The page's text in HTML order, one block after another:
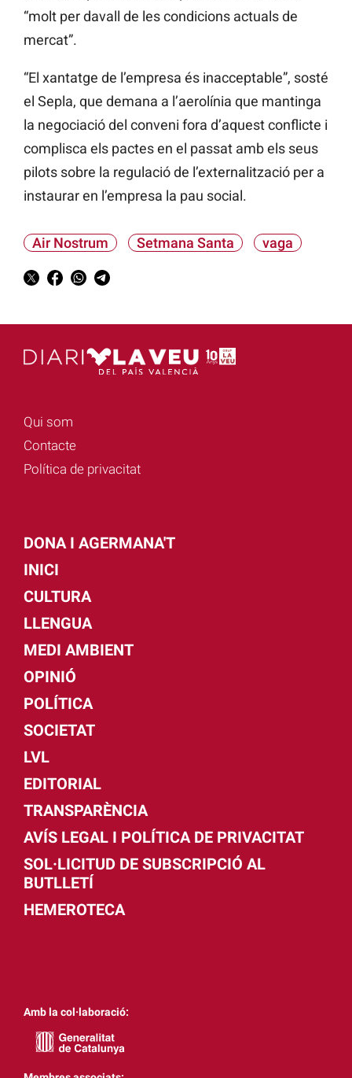
“molt per davall de les condicions actuals de
mercat”.
“El xantatge de l’empresa és inacceptable”, sosté
el Sepla, que demana a l’aerolínia que mantinga
la negociació del conveni fora d’aquest conflicte i
complisca els pactes en el passat amb els seus
pilots sobre la regulació de l’externalització per a
instaurar en l’empresa la pau social.
Air Nostrum Setmana Santa vaga
Qui som
Contacte
Política de privacitat
DONA I AGERMANA'T
INICI
CULTURA
LLENGUA
MEDI AMBIENT
OPINIÓ
POLÍTICA
SOCIETAT
LVL
EDITORIAL
TRANSPARÈNCIA
AVÍS LEGAL I POLÍTICA DE PRIVACITAT
SOL·LICITUD DE SUBSCRIPCIÓ AL
BUTLLETÍ
HEMEROTECA
Amb la col·laboració: